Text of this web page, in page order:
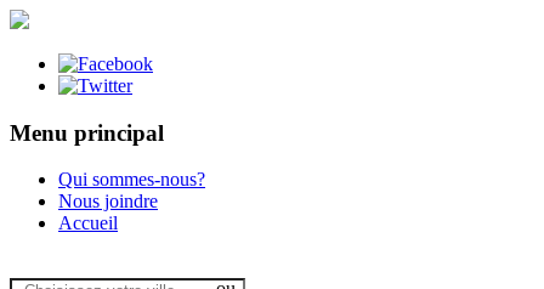
Menu principal
Qui sommes-nous?
Nous joindre
Accueil